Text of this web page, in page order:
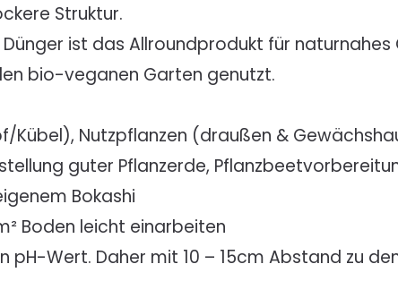
Struktur.
Dünger ist das Allroundprodukt für
bio-veganen Garten genutzt.
Kübel), Nutzpflanzen (draußen &
guter Pflanzerde,
Bokashi
Boden leicht einarbeiten
pH-Wert. Daher mit 10 – 15cm Abstand zu